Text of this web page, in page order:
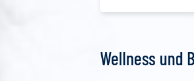
Wellness und